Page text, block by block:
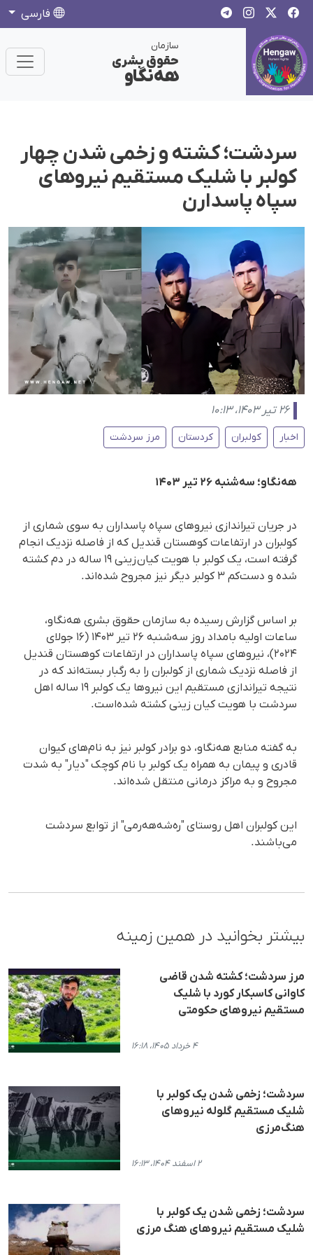
فارسی
سازمان
حقوق بشری
هەنگاو
سردشت؛ کشته و زخمی شدن چهار
کولبر با شلیک مستقیم نیروهای
سپاه پاسدارن
۲۶ تیر ۱۴۰۳، ۱۰:۱۳
اخبار کولبران کردستان مرز سردشت
هه‌نگاو؛ سه‌شنبه ۲۶ تیر ۱۴۰۳
در جریان تیراندازی نیروهای سپاه پاسداران به سوی شماری از
کولبران در ارتفاعات کوهستان قندیل که از فاصله نزدیک انجام
گرفته است، یک کولبر با هویت کیان زینی ۱۹ ساله در دم کشته
شده و دست‌کم ۳ کولبر دیگر نیز مجروح شده‌اند.
بر اساس گزارش رسیده به سازمان حقوق بشری هه‌نگاو،
ساعات اولیه بامداد روز سه‌شنبه ۲۶ تیر ۱۴۰۳ (۱۶ جولای
۲۰۲۴)، نیروهای سپاه پاسداران در ارتفاعات کوهستان قندیل
از فاصله نزدیک شماری از کولبران را به رگبار بسته‌اند که در
نتیجه تیراندازی مستقیم این نیروها یک کولبر ۱۹ ساله اهل
سردشت با هویت کیان زینی کشته شده‌است.
به گفته منابع هه‌نگاو، دو برادر کولبر نیز به نام‌های کیوان
قادری و پیمان به همراه یک کولبر با نام کوچک "دیار" به شدت
مجروح و به مراکز درمانی منتقل شده‌اند.
این کولبران اهل روستای "ره‌شه‌هه‌رمی" از توابع سردشت
می‌باشند.
بیشتر بخوانید در همین زمینه
مرز سردشت؛ کشته شدن قاضی
کاوانی کاسبکار کورد با شلیک
مستقیم نیروهای حکومتی
۴ خرداد ۱۴۰۵، ۱۶:۱۸
سردشت؛ زخمی شدن یک کولبر با
شلیک مستقیم گلوله نیروهای
هنگ‌مرزی
۲ اسفند ۱۴۰۴، ۱۶:۱۳
سردشت؛ زخمی شدن یک کولبر با
شلیک مستقیم نیروهای هنگ مرزی